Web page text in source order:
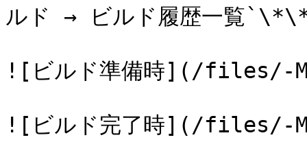
ルド → ビルド履歴一覧`\*\*
![ビルド準備時](/files/-
![ビルド完了時](/files/-